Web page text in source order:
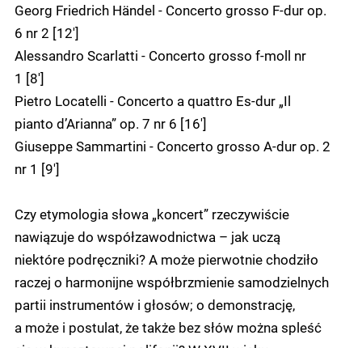
Georg Friedrich Händel - Concerto grosso F-dur op.
6 nr 2 [12']
Alessandro Scarlatti - Concerto grosso f-moll nr
1 [8']
Pietro Locatelli - Concerto a quattro Es-dur „Il
pianto d’Arianna” op. 7 nr 6 [16']
Giuseppe Sammartini - Concerto grosso A-dur op. 2
nr 1 [9']
Czy etymologia słowa „koncert” rzeczywiście
nawiązuje do współzawodnictwa – jak uczą
niektóre podręczniki? A może pierwotnie chodziło
raczej o harmonijne współbrzmienie samodzielnych
partii instrumentów i głosów; o demonstrację,
a może i postulat, że także bez słów można spleść